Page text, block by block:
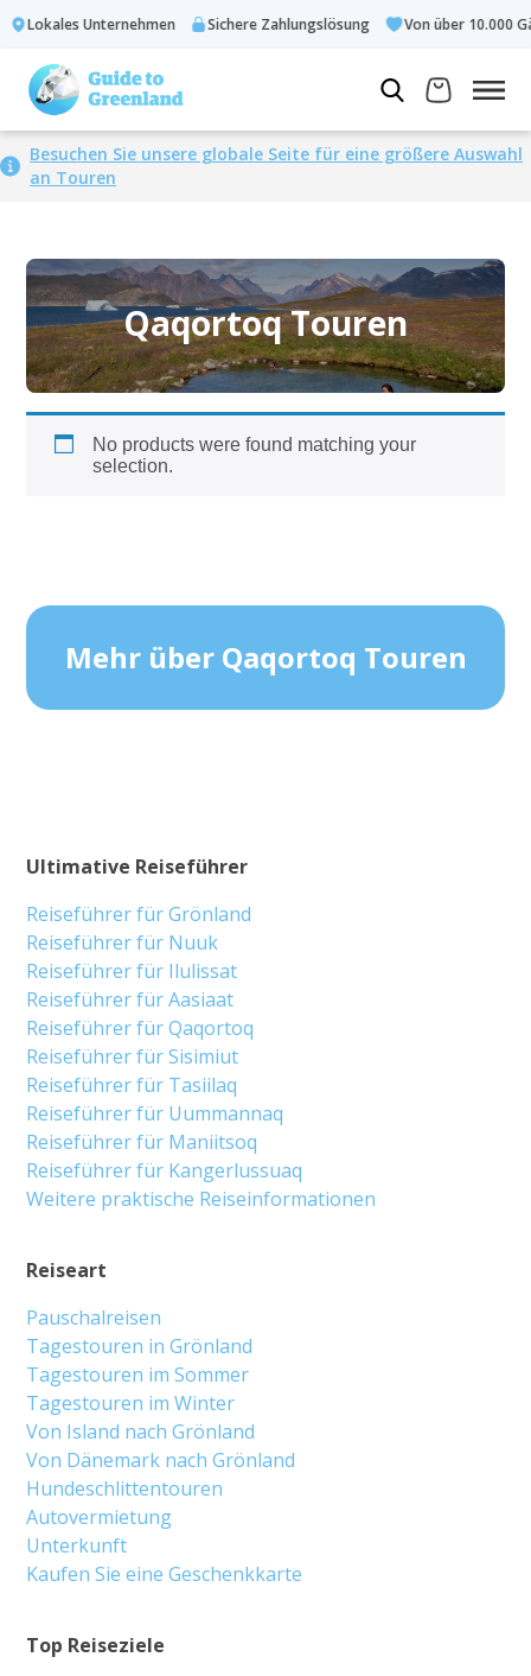
Lokales Unternehmen Sichere Zahlungslösung Von über 10.000
Besuchen Sie unsere globale Seite für eine größere Auswahl
an Touren
Qaqortoq Touren
No products were found matching your
selection.
Mehr über Qaqortoq Touren
Top Reiseziele
Reiseart
Pauschalreisen
Tagestouren in Grönland
Tagestouren im Sommer
Tagestouren im Winter
Von Island nach Grönland
Von Dänemark nach Grönland
Hundeschlittentouren
Autovermietung
Unterkunft
Kaufen Sie eine Geschenkkarte
Ultimative Reiseführer
Reiseführer für Grönland
Reiseführer für Nuuk
Reiseführer für Ilulissat
Reiseführer für Aasiaat
Reiseführer für Qaqortoq
Reiseführer für Sisimiut
Reiseführer für Tasiilaq
Reiseführer für Uummannaq
Reiseführer für Maniitsoq
Reiseführer für Kangerlussuaq
Weitere praktische Reiseinformationen